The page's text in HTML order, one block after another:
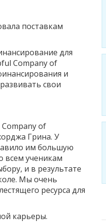
поставкам
для
Company of
и
свои
Company of
Грина. У
им большую
всем ученикам
и в результате
Мы очень
ресурса для
карьеры.